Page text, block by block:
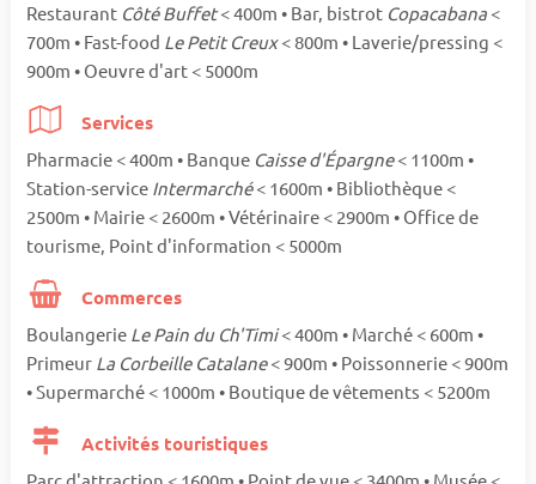
Restaurant Côté Buffet< 400m • Bar, bistrot Copacabana <
700m • Fast-food Le Petit Creux< 800m • Laverie/pressing <
900m • Oeuvre d'art < 5000m
Services
Pharmacie < 400m • Banque Caisse d'Épargne< 1100m •
Station-service Intermarché< 1600m • Bibliothèque <
2500m • Mairie < 2600m • Vétérinaire < 2900m • Office de
tourisme, Point d'information < 5000m
Commerces
Boulangerie Le Pain du Ch'Timi< 400m • Marché < 600m •
Primeur La Corbeille Catalane< 900m • Poissonnerie < 900m
• Supermarché < 1000m • Boutique de vêtements < 5200m
Activités touristiques